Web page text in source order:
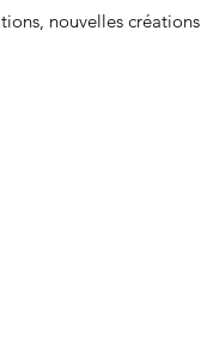
nouvelles créations